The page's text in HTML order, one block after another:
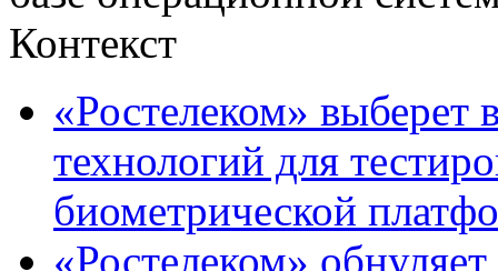
Контекст
«Ростелеком» выберет
технологий для
биометрической
«Ростелеком»